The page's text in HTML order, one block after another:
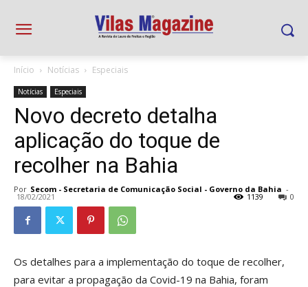
Início Notícias Especiais
Notícias Especiais
Novo decreto detalha
aplicação do toque de
recolher na Bahia
Por Secom - Secretaria de Comunicação Social - Governo da Bahia -
18/02/2021 0
1139
Os detalhes para a implementação do toque de recolher,
para evitar a propagação da Covid-19 na Bahia, foram